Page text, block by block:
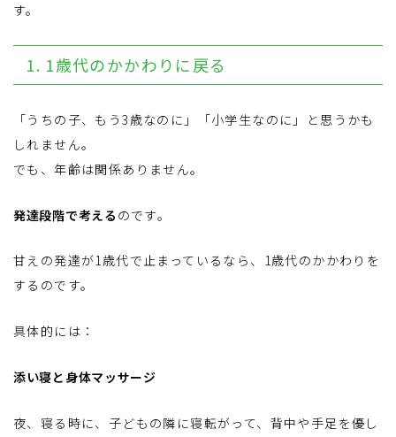
す。
1. 1歳代のかかわりに戻る
「うちの子、もう3歳なのに」「小学生なのに」と思うかも
しれません。
でも、年齢は関係ありません。
発達段階で考える のです。
甘えの発達が1歳代で止まっているなら、1歳代のかかわりを
するのです。
具体的には：
添い寝と身体マッサージ
夜、寝る時に、子どもの隣に寝転がって、背中や手足を優し